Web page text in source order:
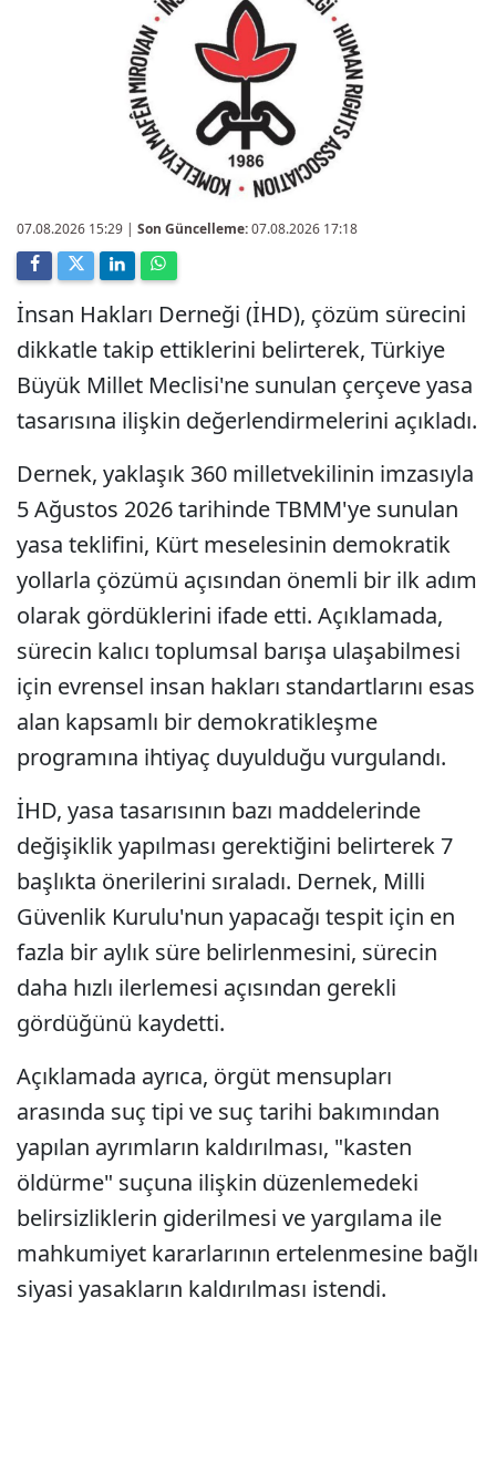
07.08.2026 15:29 | Son Güncelleme:07.08.2026 17:18
İnsan Hakları Derneği (İHD), çözüm sürecini
dikkatle takip ettiklerini belirterek, Türkiye
Büyük Millet Meclisi'ne sunulan çerçeve yasa
tasarısına ilişkin değerlendirmelerini açıkladı.
Dernek, yaklaşık 360 milletvekilinin imzasıyla
5 Ağustos 2026 tarihinde TBMM'ye sunulan
yasa teklifini, Kürt meselesinin demokratik
yollarla çözümü açısından önemli bir ilk adım
olarak gördüklerini ifade etti. Açıklamada,
sürecin kalıcı toplumsal barışa ulaşabilmesi
için evrensel insan hakları standartlarını esas
alan kapsamlı bir demokratikleşme
programına ihtiyaç duyulduğu vurgulandı.
İHD, yasa tasarısının bazı maddelerinde
değişiklik yapılması gerektiğini belirterek 7
başlıkta önerilerini sıraladı. Dernek, Milli
Güvenlik Kurulu'nun yapacağı tespit için en
fazla bir aylık süre belirlenmesini, sürecin
daha hızlı ilerlemesi açısından gerekli
gördüğünü kaydetti.
Açıklamada ayrıca, örgüt mensupları
arasında suç tipi ve suç tarihi bakımından
yapılan ayrımların kaldırılması, "kasten
öldürme" suçuna ilişkin düzenlemedeki
belirsizliklerin giderilmesi ve yargılama ile
mahkumiyet kararlarının ertelenmesine bağlı
siyasi yasakların kaldırılması istendi.